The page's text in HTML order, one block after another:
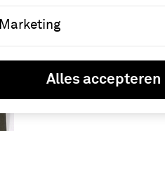
Marketing
Alles accepteren